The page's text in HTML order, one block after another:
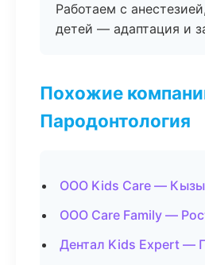
Работаем с
детей — адаптация и
Похожие
Пародонтология
ООО Kids Care —
ООО Care Family —
Дентал Kids Expert —